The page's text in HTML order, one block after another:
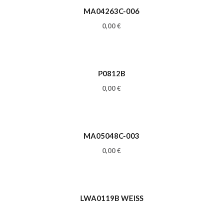
MA04263C-006
0,00€
P0812B
0,00€
MA05048C-003
0,00€
LWA0119B WEISS